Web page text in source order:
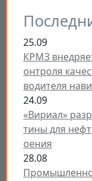
25.09
КРМЗ
онтроля
водителя
24.09
«Вириал»
тины для
оения
28.08